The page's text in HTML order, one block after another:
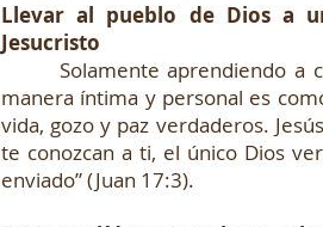
Llevar al pueblo de Dios a
Jesucristo
Solamente aprendiendo a
manera íntima y personal es
vida, gozo y paz verdaderos.
te conozcan a ti, el único Dios
enviado” (Juan 17:3).